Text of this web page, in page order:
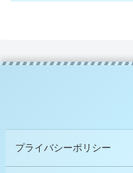
プライバシーポリシー